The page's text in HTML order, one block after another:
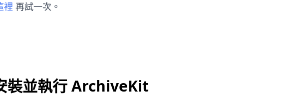
裡 再試一次。
裝並執行 ArchiveKit